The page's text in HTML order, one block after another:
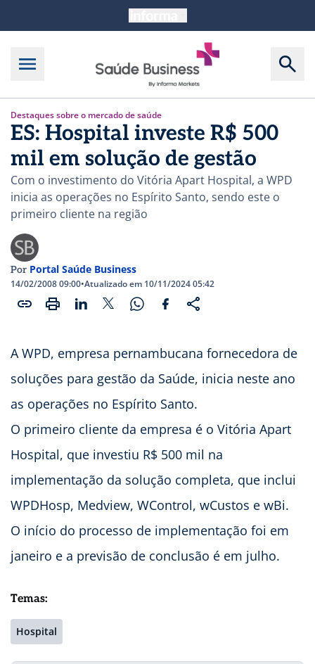
Destaques sobre o mercado de saúde
ES: Hospital investe R$ 500
mil em solução de gestão
Com o investimento do Vitória Apart Hospital, a WPD
inicia as operações no Espírito Santo, sendo este o
primeiro cliente na região
Por Portal Saúde Business
14/02/2008 09:00•Atualizado em 10/11/2024 05:42
A WPD, empresa pernambucana fornecedora de
soluções para gestão da Saúde, inicia neste ano
as operações no Espírito Santo.
O primeiro cliente da empresa é o Vitória Apart
Hospital, que investiu R$ 500 mil na
implementação da solução completa, que inclui
WPDHosp, Medview, WControl, wCustos e wBi.
O início do processo de implementação foi em
janeiro e a previsão de conclusão é em julho.
Temas:
Hospital